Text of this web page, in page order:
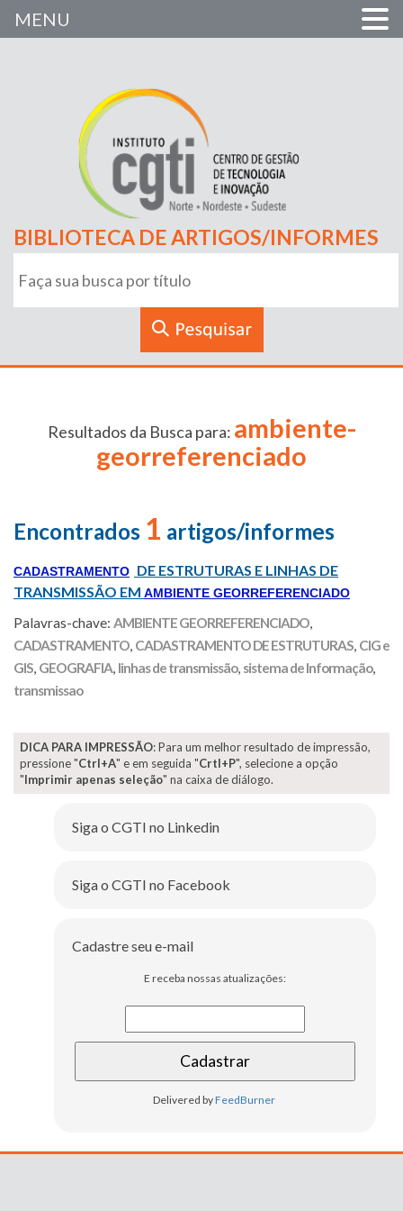
BIBLIOTECA DE ARTIGOS/INFORMES
Resultados da Busca para: ambiente-
georreferenciado
Encontrados 1 artigos/informes
CADASTRAMENTO DE ESTRUTURAS E LINHAS DE
TRANSMISSÃO EM AMBIENTE GEORREFERENCIADO
Palavras-chave: AMBIENTE GEORREFERENCIADO,
CADASTRAMENTO, CADASTRAMENTO DE ESTRUTURAS, CIG e
GIS, GEOGRAFIA, linhas de transmissão, sistema de Informação,
transmissao
DICA PARA IMPRESSÃO: Para um melhor resultado de impressão,
pressione "Ctrl+A" e em seguida "Crtl+P", selecione a opção
"Imprimir apenas seleção" na caixa de diálogo.
Siga o CGTI no Linkedin
Siga o CGTI no Facebook
Cadastre seu e-mail
E receba nossas atualizações:
Delivered byFeedBurner
MENU